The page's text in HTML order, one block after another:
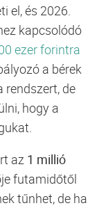
el,és 2026.
kapcsolódó
ezerforintra
a bérek
rendszert, de
hogy a
az 1 millió
futamidőtől
tűnhet, de ha